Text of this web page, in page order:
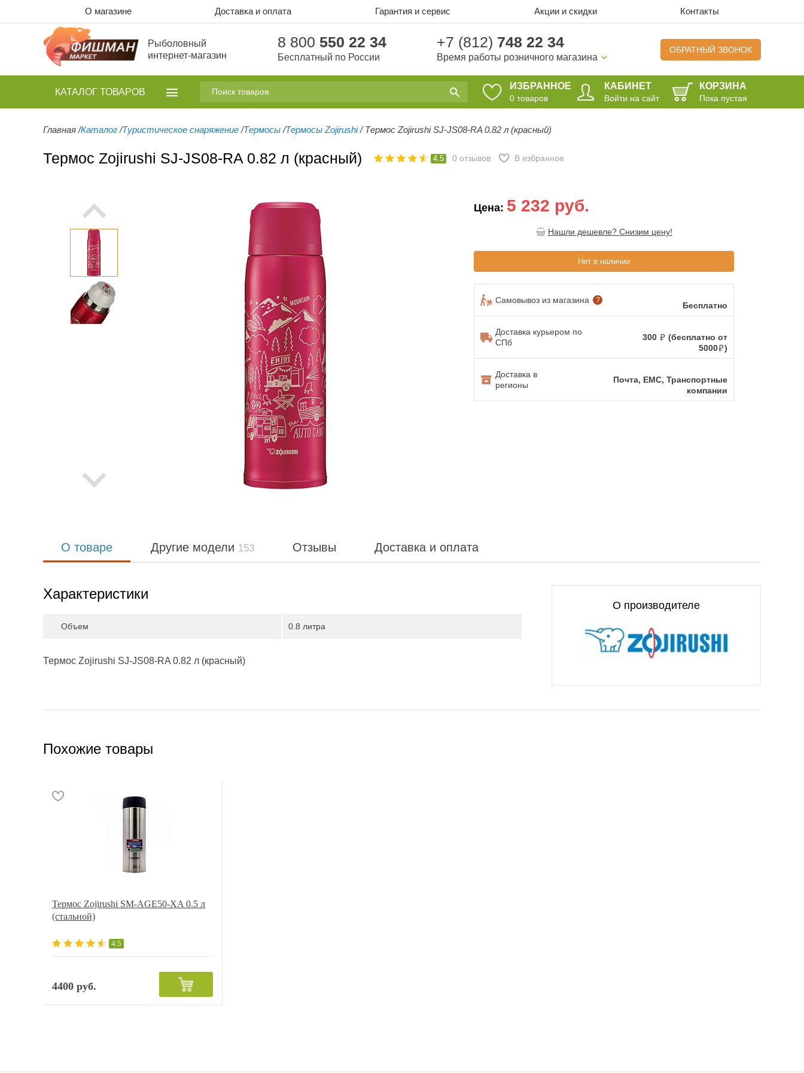
О магазине Доставка и оплата Гарантия и сервис Акции и скидки Контакты
Рыболовный
интернет-магазин
8 800 550 22 34
Бесплатный по России
+7 (812) 748 22 34
Время работы розничного магазина
ОБРАТНЫЙ ЗВОНОК
ИЗБРАННОЕ
0 товаров
КАБИНЕТ
Войти на сайт
КОРЗИНА
Пока пустая
КАТАЛОГ ТОВАРОВ
Главная /Каталог /Туристическое снаряжение /Термосы /Термосы Zojirushi /Термос Zojirushi SJ-JS08-RA 0.82 л (красный)
Термос Zojirushi SJ-JS08-RA 0.82 л (красный) 4.5 0 отзывов В избранное
Цена: 5 232 руб.
Нашли дешевле? Снизим цену!
Нет в наличии
Самовывоз из магазина ?
Бесплатно
Доставка курьером по
СПб
300
(бесплатно от
5000
)
Доставка в
регионы
Почта, ЕМС, Транспортные
компании
О товаре Другие модели 153 Отзывы Доставка и оплата
О производителе
Характеристики
Объем 0.8 литра
Термос Zojirushi SJ-JS08-RA 0.82 л (красный)
Похожие товары
Термос Zojirushi SM-AGE50-XA 0.5 л
(стальной)
4.5
4400 руб.